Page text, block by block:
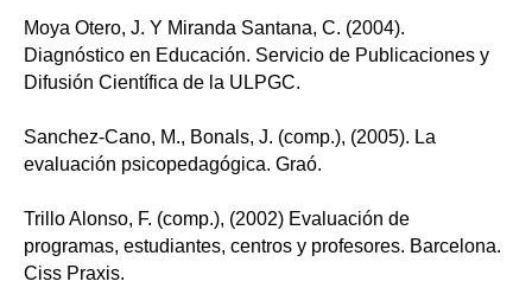
Moya Otero, J. Y Miranda Santana, C. (2004).
Diagnóstico en Educación. Servicio de Publicaciones y
Difusión Científica de la ULPGC.
Sanchez-Cano, M., Bonals, J. (comp.), (2005). La
evaluación psicopedagógica. Graó.
Trillo Alonso, F. (comp.), (2002) Evaluación de
programas, estudiantes, centros y profesores. Barcelona.
Ciss Praxis.